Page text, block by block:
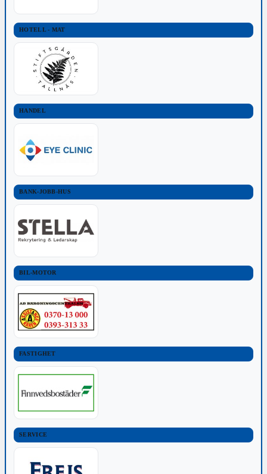
HOTELL - MAT
HANDEL
BANK-JOBB-HUS
BIL-MOTOR
FASTIGHET
SERVICE